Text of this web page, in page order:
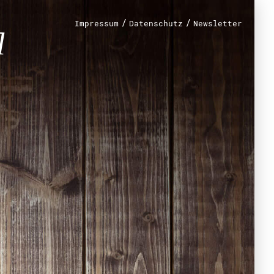
Impressum / Datenschutz / Newsletter